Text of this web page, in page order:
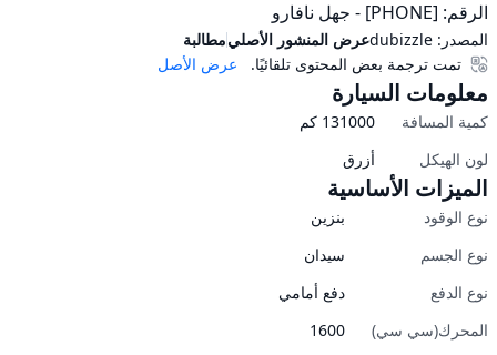
الرقم: [PHONE] - جهل نافارو
المصدر: dubizzleعرض المنشور الأصليمطالبة
عرض الأصل
تمت ترجمة بعض المحتوى تلقائيًا.
معلومات السيارة
كمية المسافة 131000 كم
لون الهيكل
أزرق
الميزات الأساسية
نوع الوقود
بنزين
نوع الجسم
سيدان
نوع الدفع
دفع أمامي
المحرك(سي سي)
1600